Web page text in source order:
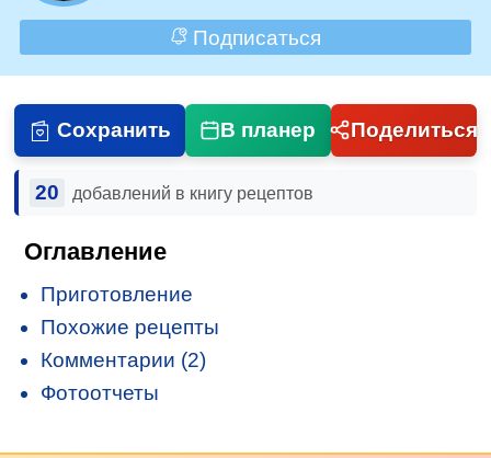
Подписаться
Сохранить В планер Поделиться
20 добавлений в книгу рецептов
Оглавление
Приготовление
Похожие рецепты
Комментарии (2)
Фотоотчеты